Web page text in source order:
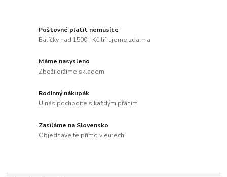
Poštovné platit nemusíte
Balíčky nad 1500,- Kč lifrujeme zdarma
Máme nasysleno
Zboží držíme skladem
Rodinný nákupák
U nás pochodíte s každým přáním
Zasíláme na Slovensko
Objednávejte přímo v eurech